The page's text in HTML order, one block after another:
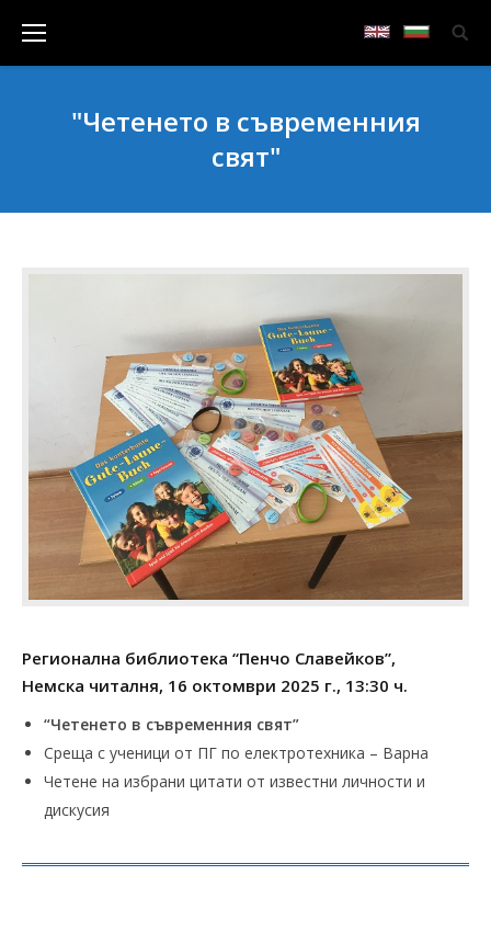
"Четенето в съвременния
свят"
Регионална библиотека “Пенчо Славейков”,
Немска читалня, 16 октомври 2025 г., 13:30 ч.
“Четенето в съвременния свят”
Среща с ученици от ПГ по електротехника – Варна
Четене на избрани цитати от известни личности и
дискусия